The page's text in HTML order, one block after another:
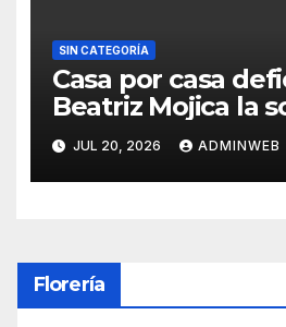
SIN CATEGORÍA
Casa por casa
Beatriz Mojica la
nacional en Tlapa
JUL 20, 2026 ADMINWEB
Florería